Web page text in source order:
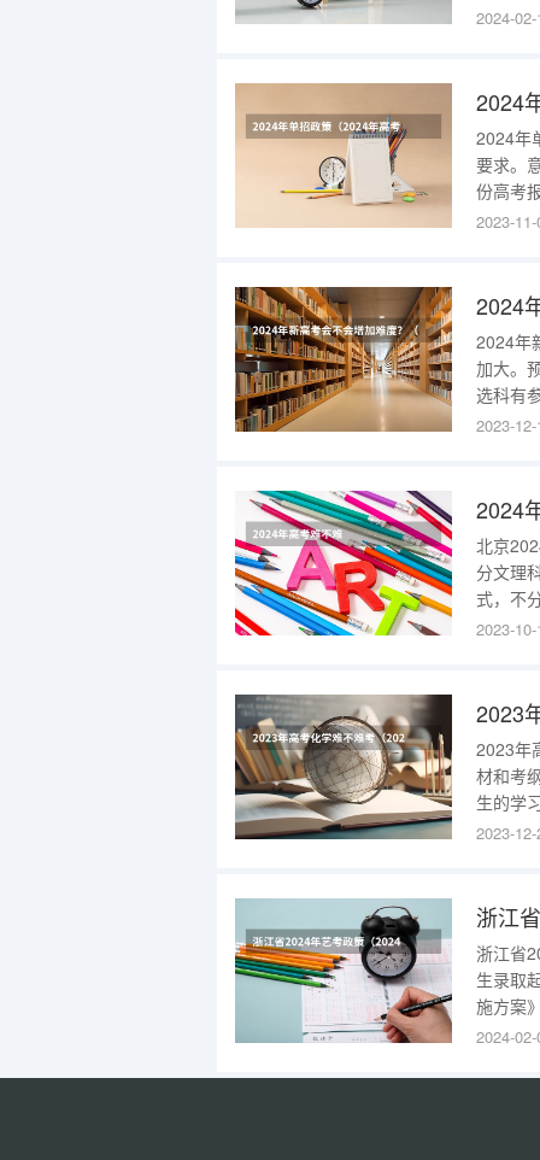
的情况
2024-
2024
2024年
要求。
份高考
考高水
2023-
2024
2024年
加大。
选科有
高考人
2023-
2024
北京
分文理
式，不
科目。
2023-
2023
2023年
材和考
生的学
识，减
2023-
浙江
浙江省
生录取
施方案
即可报
类专业
2024-